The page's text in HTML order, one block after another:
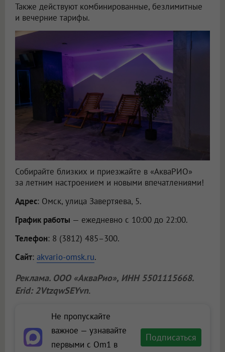
Также действуют комбинированные, безлимитные
и вечерние тарифы.
Собирайте близких и приезжайте в «АкваРИО»
за летним настроением и новыми впечатлениями!
Адрес: Омск, улица Завертяева, 5.
График работы — ежедневно с 10:00 до 22:00.
Телефон: 8 (3812) 485–300.
Сайт: akvario-omsk.ru.
Реклама. ООО «АкваРио», ИНН 5501115668.
Erid: 2VtzqwSEYvn.
Не пропускайте
важное — узнавайте
первыми с Om1 в
Подписаться